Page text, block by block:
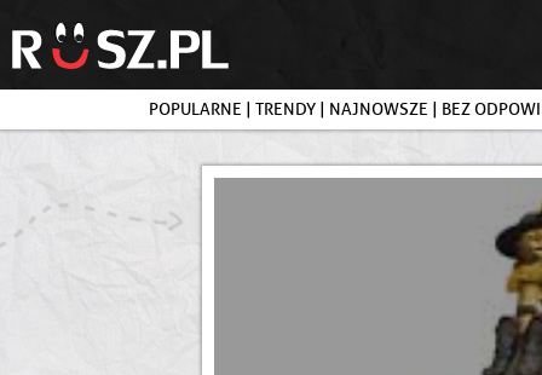
POPULARNE | TRENDY | NAJNOWSZE | BEZ